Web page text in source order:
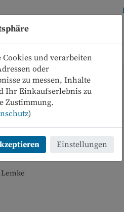
und verarbeiten
oder
zu messen, Inhalte
Ihr Einkaufserlebnis zu
Zustimmung.
)
Einstellungen
Artikel 150 von 231
zur